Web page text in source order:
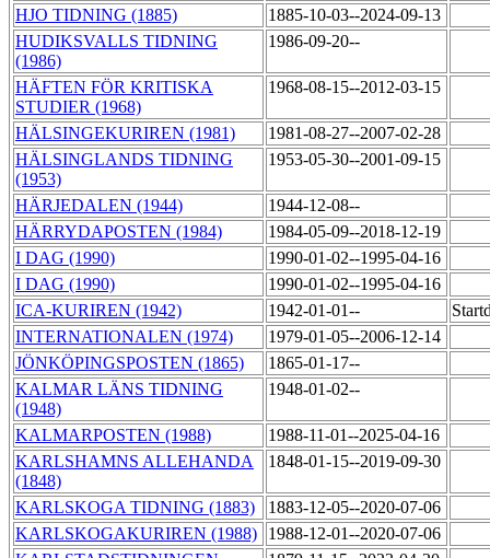
HJO TIDNING (1885)
1885-10-03--2024-09-13
HUDIKSVALLS TIDNING
(1986)
1986-09-20--
HÄFTEN FÖR KRITISKA
STUDIER (1968)
1968-08-15--2012-03-15
HÄLSINGEKURIREN (1981)
1981-08-27--2007-02-28
HÄLSINGLANDS TIDNING
(1953)
1953-05-30--2001-09-15
HÄRJEDALEN (1944)
1944-12-08--
HÄRRYDAPOSTEN (1984)
1984-05-09--2018-12-19
I DAG (1990)
1990-01-02--1995-04-16
I DAG (1990)
1990-01-02--1995-04-16
ICA-KURIREN (1942)
1942-01-01--
INTERNATIONALEN (1974)
1979-01-05--2006-12-14
JÖNKÖPINGSPOSTEN (1865)
1865-01-17--
KALMAR LÄNS TIDNING
(1948)
1948-01-02--
KALMARPOSTEN (1988)
1988-11-01--2025-04-16
KARLSHAMNS ALLEHANDA
(1848)
1848-01-15--2019-09-30
KARLSKOGA TIDNING (1883)
1883-12-05--2020-07-06
KARLSKOGAKURIREN (1988)
1988-12-01--2020-07-06